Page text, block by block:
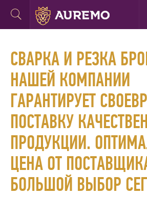
СВАРКА И РЕЗКА
НАШЕЙ КОМПАНИИ
ГАРАНТИРУЕТ
ПОСТАВКУ
ПРОДУКЦИИ.
ЦЕНА ОТ
БОЛЬШОЙ ВЫБОР